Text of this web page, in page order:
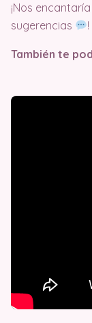
¡Nos
sugerencias
!
También te